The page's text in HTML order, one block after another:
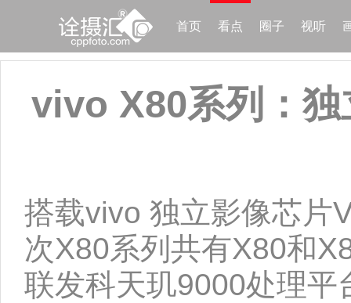
首页 看点 圈子 视听
vivo X80系列：独
搭载vivo 独立影像芯
次X80系列共有X80和
联发科天玑9000处理